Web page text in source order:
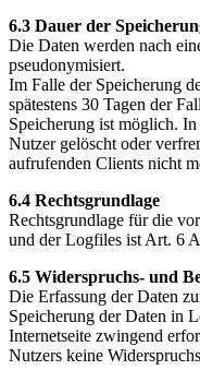
6.3 Dauer der
Die Daten werden nach
pseudonymisiert.
Im Falle der Speicherung
spätestens 30 Tagen der
Speicherung ist möglich.
Nutzer gelöscht oder
aufrufenden Clients nicht
6.4 Rechtsgrundlage
Rechtsgrundlage für die
und der Logfiles ist Art. 6
6.5 Widerspruchs- und
Die Erfassung der Daten
Speicherung der Daten in
Internetseite zwingend
Nutzers keine